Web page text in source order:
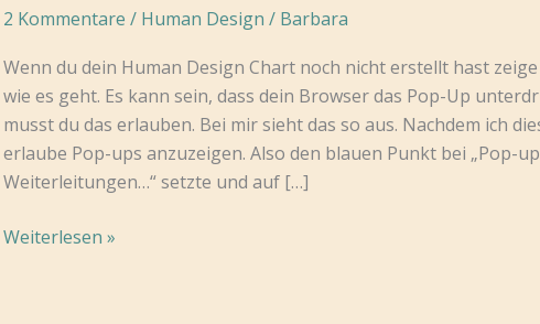
2 Kommentare / Human Design / Barbara
Wenn du dein Human Design Chart noch nicht erstellt hast
wie es geht. Es kann sein, dass dein Browser das Pop-Up
musst du das erlauben. Bei mir sieht das so aus. Nachdem ich
erlaube Pop-ups anzuzeigen. Also den blauen Punkt bei „Pop-
Weiterleitungen…“ setzte und auf […]
In
Weiterlesen »